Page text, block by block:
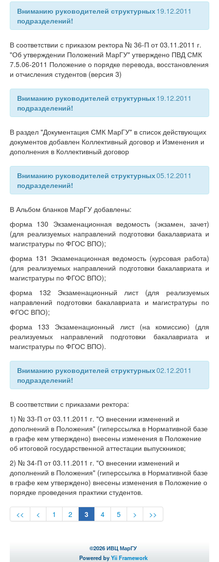
19.12.2011
Вниманию руководителей структурных
подразделений!
В соответствии с приказом ректора № 36-П от 03.11.2011 г.
"Об утверждении Положений МарГУ" утверждено ПВД СМК
7.5.06-2011 Положение о порядке перевода, восстановления
и отчисления студентов (версия 3)
19.12.2011
Вниманию руководителей структурных
подразделений!
В раздел "Документация СМК МарГУ" в список действующих
документов добавлен Коллективный договор и Изменения и
дополнения в Коллективный договор
05.12.2011
Вниманию руководителей структурных
подразделений!
В Альбом бланков МарГУ добавлены:
форма 130 Экзаменационная ведомость (экзамен, зачет)
(для реализуемых направлений подготовки бакалавриата и
магистратуры по ФГОС ВПО);
форма 131 Экзаменационная ведомость (курсовая работа)
(для реализуемых направлений подготовки бакалавриата и
магистратуры по ФГОС ВПО);
форма 132 Экзаменационный лист (для реализуемых
направлений подготовки бакалавриата и магистратуры по
ФГОС ВПО);
форма 133 Экзаменационный лист (на комиссию) (для
реализуемых направлений подготовки бакалавриата и
магистратуры по ФГОС ВПО).
02.12.2011
Вниманию руководителей структурных
подразделений!
В соответствии с приказами ректора:
1) № 33-П от 03.11.2011 г. "О внесении изменений и
дополнений в Положения" (гиперссылка в Нормативной базе
в графе кем утверждено) внесены изменения в Положение
об итоговой государственной аттестации выпускников;
2) № 34-П от 03.11.2011 г. "О внесении изменений и
дополнений в Положения" (гиперссылка в Нормативной базе
в графе кем утверждено) внесены изменения в Положение о
порядке проведения практики студентов.
<< < 1 2 3 4 5 > >>
©2026 ИВЦ МарГУ
Powered byYii Framework